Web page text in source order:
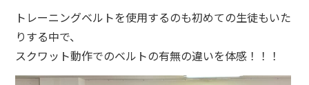
トレーニングベルトを使用するのも初めての生徒もいた
りする中で、
スクワット動作でのベルトの有無の違いを体感！！！